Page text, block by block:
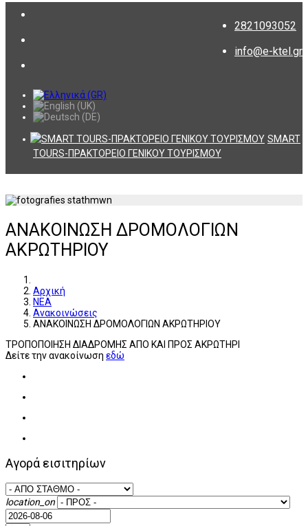
2821093052
info@e-ktel.gr
SMART
TOURS-ΠΡΑΚΤΟΡΕΙΟ ΓΕΝΙΚΟΥ ΤΟΥΡΙΣΜΟΥ
ΑΝΑΚΟΙΝΩΣΗ ΔΡΟΜΟΛΟΓΙΩΝ
ΑΚΡΩΤΗΡΙΟΥ
Αρχική
ΝΕΑ
Ανακοινώσεις
ΑΝΑΚΟΙΝΩΣΗ ΔΡΟΜΟΛΟΓΙΩΝ ΑΚΡΩΤΗΡΙΟΥ
ΤΡΟΠΟΠΟΙΗΣΗ ΔΙΑΔΡΟΜΗΣ ΑΠΟ ΚΑΙ ΠΡΟΣ ΑΚΡΩΤΗΡΙ
Δείτε την ανακοίνωση εδώ
Αγορά εισιτηρίων
location_on